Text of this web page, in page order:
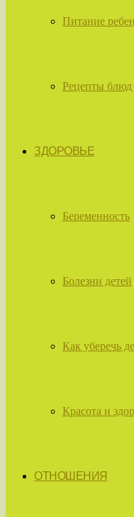
Питание
Рецепты блюд
ЗДОРОВЬЕ
Беременность
Болезни детей
Как уберечь
Красота и
ОТНОШЕНИЯ